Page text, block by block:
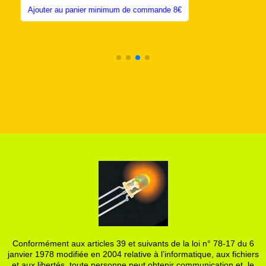
Conformément aux articles 39 et suivants de la loi n° 78-17 du 6
janvier 1978 modifiée en 2004 relative à l’informatique, aux fichiers